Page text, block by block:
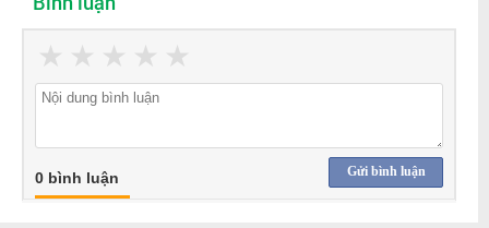
★
★
★
★
★
Gửi bình luận
0 bình luận